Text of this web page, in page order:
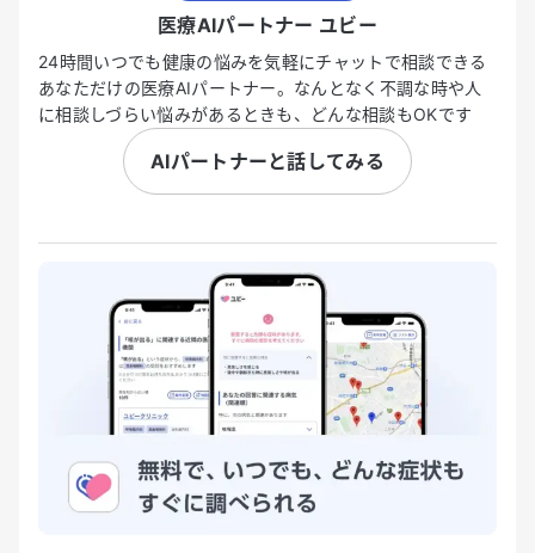
医療AIパートナー ユビー
24時間いつでも健康の悩みを気軽にチャットで相談できる
あなただけの医療AIパートナー。なんとなく不調な時や人
に相談しづらい悩みがあるときも、どんな相談もOKです
AIパートナーと話してみる